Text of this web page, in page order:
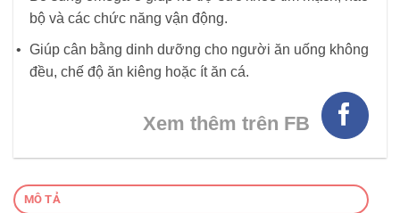
bộ và các chức năng vận động.
Giúp cân bằng dinh dưỡng cho người ăn uống không
đều, chế độ ăn kiêng hoặc ít ăn cá.
Xem thêm trên FB
MÔ TẢ